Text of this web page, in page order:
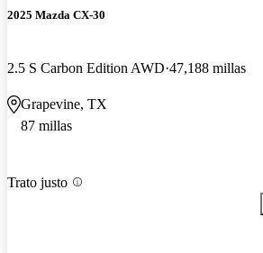
2025 Mazda CX-30
2.5 S Carbon Edition AWD 47,188 millas
Grapevine, TX
87 millas
Trato justo